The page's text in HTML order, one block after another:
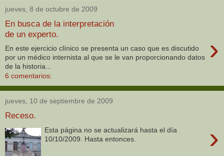
jueves, 8 de octubre de 2009
En busca de la interpretación
de un experto.
›
En este ejercicio clínico se presenta un caso que es discutido
por un médico internista al que se le van proporcionando datos
de la historia...
6 comentarios:
jueves, 10 de septiembre de 2009
Receso.
›
Esta página no se actualizará hasta el día
10/10/2009. Hasta entonces.